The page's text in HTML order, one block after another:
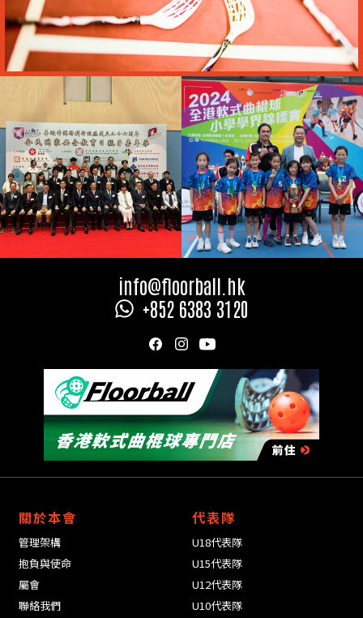
抱負與使命
Slide 1 of 2.
info@floorball.hk
+852 6383 3120
關於本會
管理架構
抱負與使命
屬會
聯絡我們
代表隊
U18代表隊
U15代表隊
U12代表隊
U10代表隊